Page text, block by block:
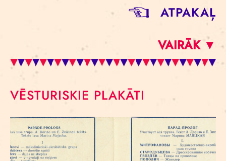
ATPAKAĻ
VAIRĀK ▼
VĒSTURISKIE PLAKĀTI